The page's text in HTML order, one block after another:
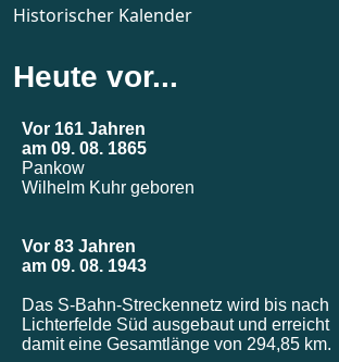
Historischer Kalender
Heute vor...